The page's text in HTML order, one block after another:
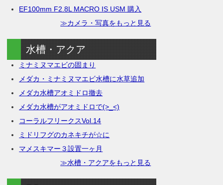
EF100mm F2.8L MACRO IS USM 購入
≫カメラ・写真をもっと見る
水槽・アクア
ミナミヌマエビの固まり
メダカ・ミナミヌマエビ水槽に水草追加
メダカ水槽アオミドロ撤去
メダカ水槽がアオミドロで(>_<)
コーラルフリークスVol.14
ミドリフグのカネキチが☆に
マメスキマー３設置一ヶ月
≫水槽・アクアをもっと見る